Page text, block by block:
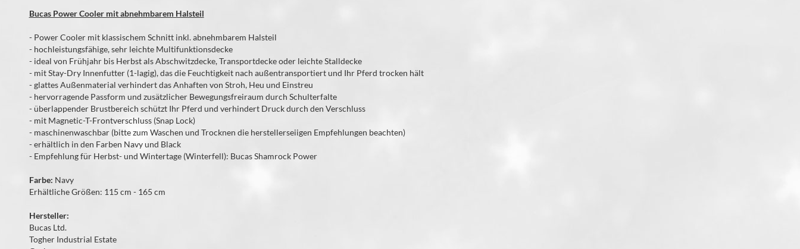
Bucas Power Cooler mit abnehmbarem Halsteil
- Power Cooler mit klassischem Schnitt inkl. abnehmbarem Halsteil
- hochleistungsfähige, sehr leichte Multifunktionsdecke
- ideal von Frühjahr bis Herbst als Abschwitzdecke, Transportdecke oder leichte Stalldecke
- mit Stay-Dry Innenfutter (1-lagig), das die Feuchtigkeit nach außentransportiert und Ihr Pferd trocken hält
- glattes Außenmaterial verhindert das Anhaften von Stroh, Heu und Einstreu
- hervorragende Passform und zusätzlicher Bewegungsfreiraum durch Schulterfalte
- überlappender Brustbereich schützt Ihr Pferd und verhindert Druck durch den Verschluss
- mit Magnetic-T-Frontverschluss (Snap Lock)
- maschinenwaschbar (bitte zum Waschen und Trocknen die herstellerseiigen Empfehlungen beachten)
- erhältlich in den Farben Navy und Black
- Empfehlung für Herbst- und Wintertage (Winterfell): Bucas Shamrock Power
Farbe: Navy
Erhältliche Größen: 115 cm - 165 cm
Hersteller:
Bucas Ltd.
Togher Industrial Estate